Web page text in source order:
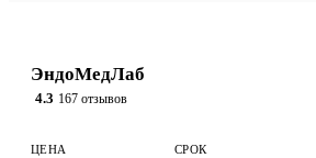
ЭндоМедЛаб
4.3 167 отзывов
ЦЕНА СРОК